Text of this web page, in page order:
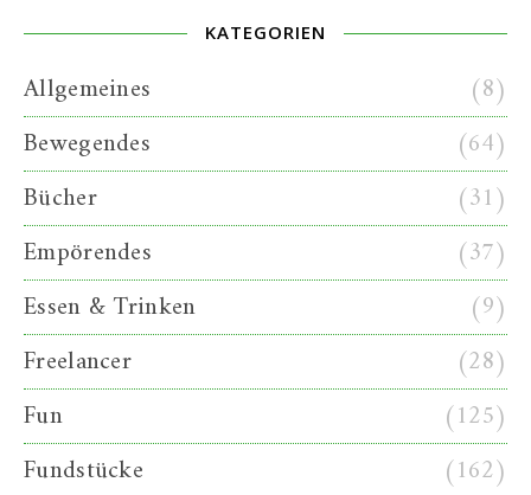
KATEGORIEN
Allgemeines
(8)
Bewegendes
(64)
Bücher
(31)
Empörendes
(37)
Essen & Trinken
(9)
Freelancer
(28)
Fun
(125)
Fundstücke
(162)